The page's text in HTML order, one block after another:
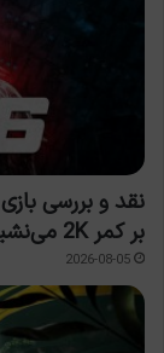
بر کمر 2K می‌نشیند؟
2026-08-05